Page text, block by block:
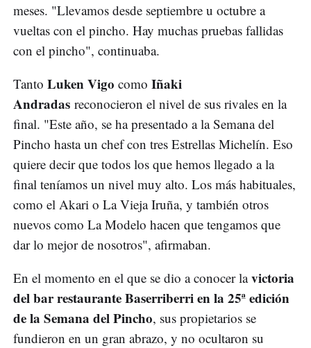
meses. "Llevamos desde septiembre u octubre a
vueltas con el pincho. Hay muchas pruebas fallidas
con el pincho", continuaba.
Tanto Luken Vigo como Iñaki
Andradas reconocieron el nivel de sus rivales en la
final. "Este año, se ha presentado a la Semana del
Pincho hasta un chef con tres Estrellas Michelín. Eso
quiere decir que todos los que hemos llegado a la
final teníamos un nivel muy alto. Los más habituales,
como el Akari o La Vieja Iruña, y también otros
nuevos como La Modelo hacen que tengamos que
dar lo mejor de nosotros", afirmaban.
En el momento en el que se dio a conocer lavictoria
del bar restaurante Baserriberri en la 25ª edición
de la Semana del Pincho, sus propietarios se
fundieron en un gran abrazo, y no ocultaron su